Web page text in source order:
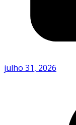
julho 31, 2026